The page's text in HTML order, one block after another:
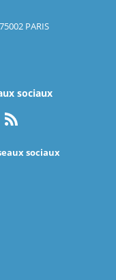
PARIS
sociaux
sociaux